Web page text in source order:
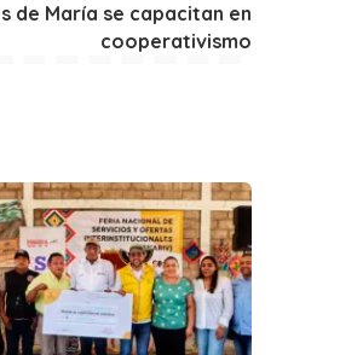
de María se capacitan en
cooperativismo